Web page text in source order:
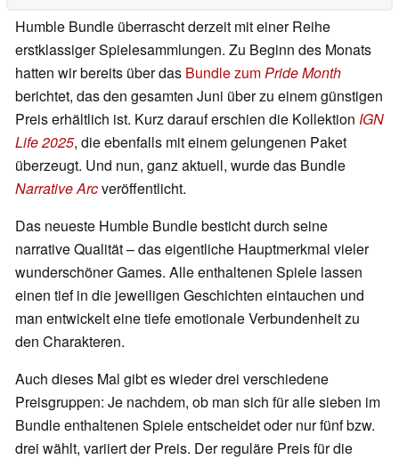
Humble Bundle überrascht derzeit mit einer Reihe
erstklassiger Spielesammlungen. Zu Beginn des Monats
hatten wir bereits über das Bundle zumPride Month
berichtet, das den gesamten Juni über zu einem günstigen
Preis erhältlich ist. Kurz darauf erschien die Kollektion IGN
Life 2025, die ebenfalls mit einem gelungenen Paket
überzeugt. Und nun, ganz aktuell, wurde das Bundle
Narrative Arcveröffentlicht.
Das neueste Humble Bundle besticht durch seine
narrative Qualität – das eigentliche Hauptmerkmal vieler
wunderschöner Games. Alle enthaltenen Spiele lassen
einen tief in die jeweiligen Geschichten eintauchen und
man entwickelt eine tiefe emotionale Verbundenheit zu
den Charakteren.
Auch dieses Mal gibt es wieder drei verschiedene
Preisgruppen: Je nachdem, ob man sich für alle sieben im
Bundle enthaltenen Spiele entscheidet oder nur fünf bzw.
drei wählt, variiert der Preis. Der reguläre Preis für die